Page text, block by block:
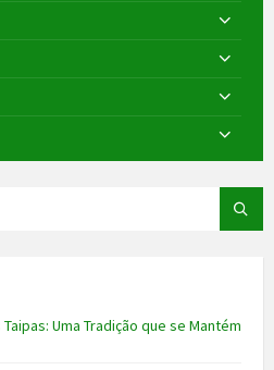
Uma Tradição que se Mantém